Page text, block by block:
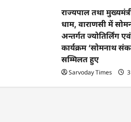
राज्यपाल तथा
धाम, वाराणसी में
अन्तर्गत ज्योतिर्लिंग
कार्यक्रम ‘सोमनाथ
सम्मिलत हुए
Sarvoday Times